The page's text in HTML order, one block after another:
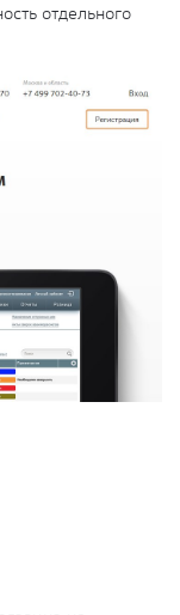
отдельного